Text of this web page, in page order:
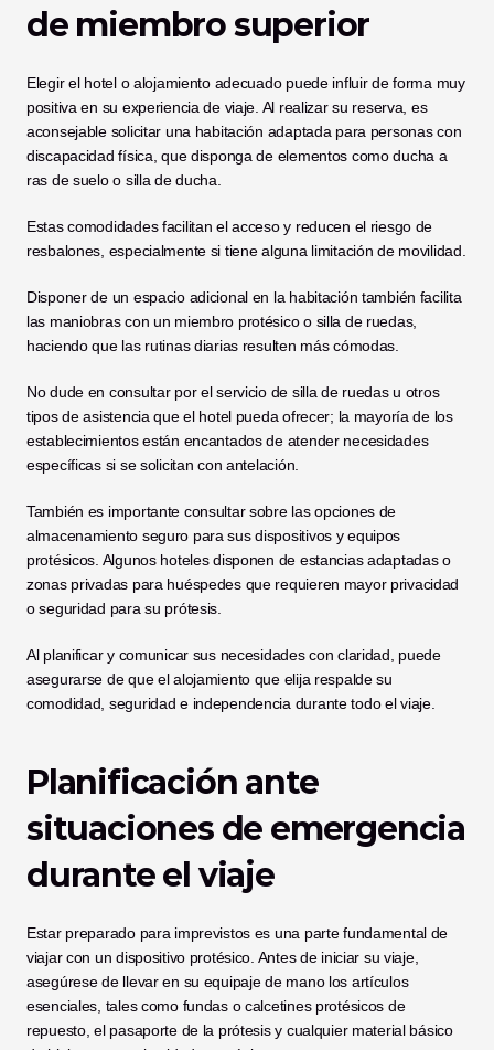
de miembro superior
Elegir el hotel o alojamiento adecuado puede influir de forma muy
positiva en su experiencia de viaje. Al realizar su reserva, es
aconsejable solicitar una habitación adaptada para personas con
discapacidad física, que disponga de elementos como ducha a
ras de suelo o silla de ducha.
Estas comodidades facilitan el acceso y reducen el riesgo de
resbalones, especialmente si tiene alguna limitación de movilidad.
Disponer de un espacio adicional en la habitación también facilita
las maniobras con un miembro protésico o silla de ruedas,
haciendo que las rutinas diarias resulten más cómodas.
No dude en consultar por el servicio de silla de ruedas u otros
tipos de asistencia que el hotel pueda ofrecer; la mayoría de los
establecimientos están encantados de atender necesidades
específicas si se solicitan con antelación.
También es importante consultar sobre las opciones de
almacenamiento seguro para sus dispositivos y equipos
protésicos. Algunos hoteles disponen de estancias adaptadas o
zonas privadas para huéspedes que requieren mayor privacidad
o seguridad para su prótesis.
Al planificar y comunicar sus necesidades con claridad, puede
asegurarse de que el alojamiento que elija respalde su
comodidad, seguridad e independencia durante todo el viaje.
Planificación ante
situaciones de emergencia
durante el viaje
Estar preparado para imprevistos es una parte fundamental de
viajar con un dispositivo protésico. Antes de iniciar su viaje,
asegúrese de llevar en su equipaje de mano los artículos
esenciales, tales como fundas o calcetines protésicos de
repuesto, el pasaporte de la prótesis y cualquier material básico